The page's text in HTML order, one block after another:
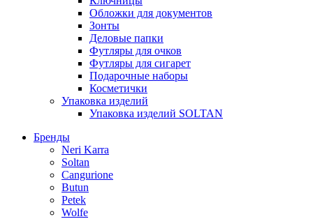
Обложки для документов
Зонты
Деловые папки
Футляры для очков
Футляры для сигарет
Подарочные наборы
Косметички
Упаковка изделий
Упаковка изделий SOLTAN
Бренды
Neri Karra
Soltan
Cangurione
Butun
Petek
Wolfe